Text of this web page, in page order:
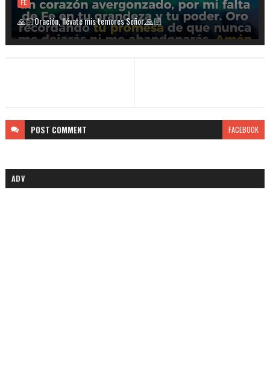
FE
🙏🏻Oración, llévate mis temores Señor.🙏🏻
POST COMMENT FACEBOOK
ADV